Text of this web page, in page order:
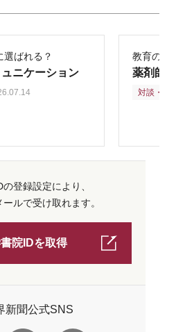
選ばれる？
ニケーション
教育の再
薬剤師
対談・座
登録設定により、
ルで受け取れます。
書院IDを取得
新聞公式SNS